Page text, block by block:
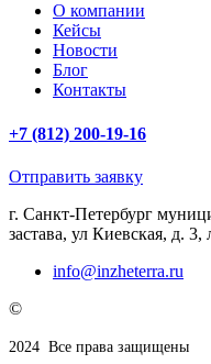
О компании
Кейсы
Новости
Блог
Контакты
+7 (812) 200-19-16
Отправить заявку
г. Санкт-Петербург
застава, ул Киевская, д.
info@inzheterra.ru
©
2024 Все права защищены